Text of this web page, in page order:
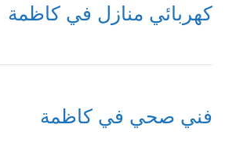
كهربائي منازل في كاظمة
فني صحي في كاظمة